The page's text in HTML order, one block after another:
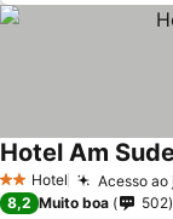
2 Estrelas
Hotel Acesso ao
Hotel Am
8,2 Muito boa 502